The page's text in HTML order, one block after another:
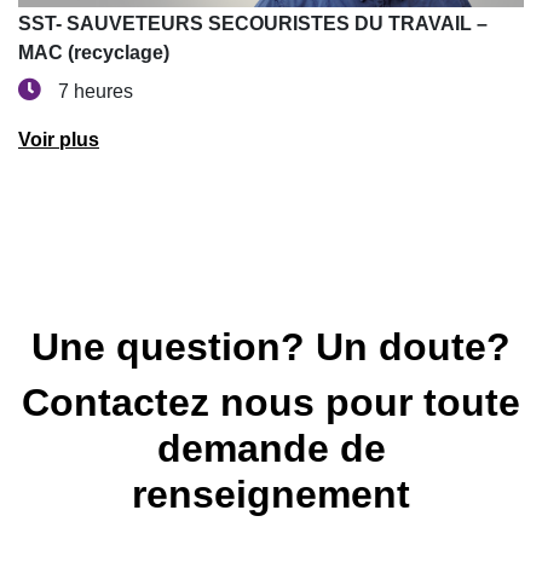
SST- SAUVETEURS SECOURISTES DU TRAVAIL –
MAC (recyclage)
7 heures
Voir plus
Une question? Un doute?
Contactez nous pour toute
demande de
renseignement